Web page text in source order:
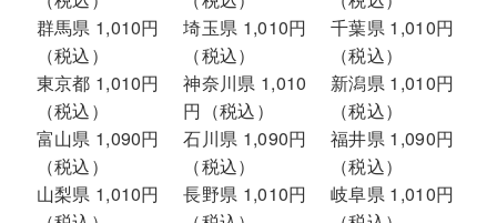
群馬県 1,010円
（税込）
埼玉県 1,010円
（税込）
千葉県 1,010円
（税込）
東京都 1,010円
（税込）
神奈川県 1,010
円（税込）
新潟県 1,010円
（税込）
富山県 1,090円
（税込）
石川県 1,090円
（税込）
福井県 1,090円
（税込）
山梨県 1,010円
長野県 1,010円
岐阜県 1,010円